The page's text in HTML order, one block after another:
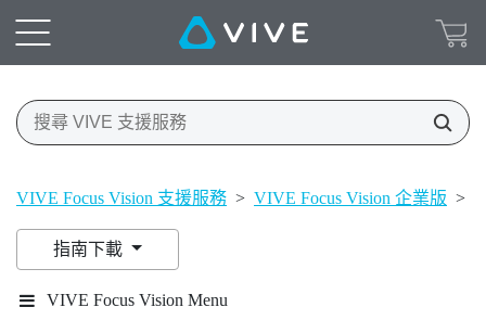
VIVE Focus Vision 支援服務 > VIVE Focus Vision 企業版 >
指南下載
VIVE Focus Vision Menu